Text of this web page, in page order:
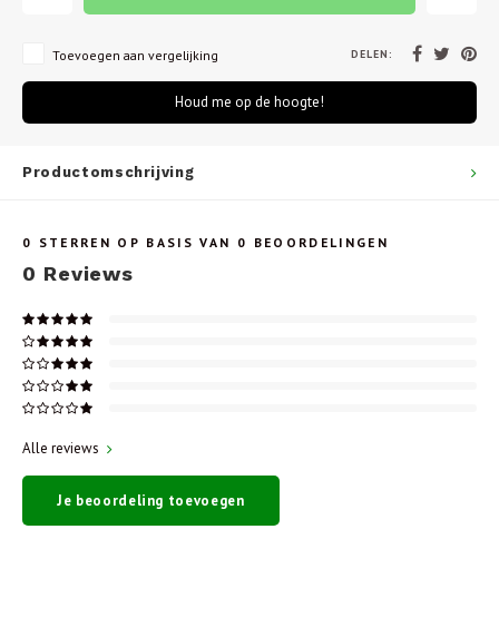
Toevoegen aan vergelijking DELEN:
Houd me op de hoogte!
Productomschrijving
0 STERREN OP BASIS VAN 0 BEOORDELINGEN
0 Reviews
Alle reviews
Je beoordeling toevoegen